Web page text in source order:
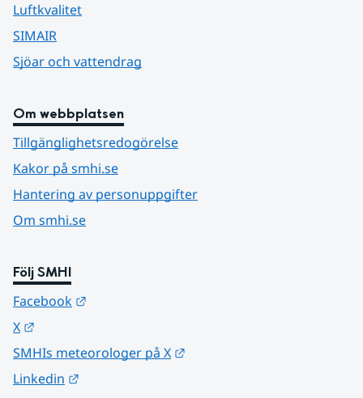
Luftkvalitet
SIMAIR
Sjöar och vattendrag
Om webbplatsen
Tillgänglighetsredogörelse
Kakor på smhi.se
Hantering av personuppgifter
Om smhi.se
Följ SMHI
Facebook
X
SMHIs meteorologer på X
Linkedin